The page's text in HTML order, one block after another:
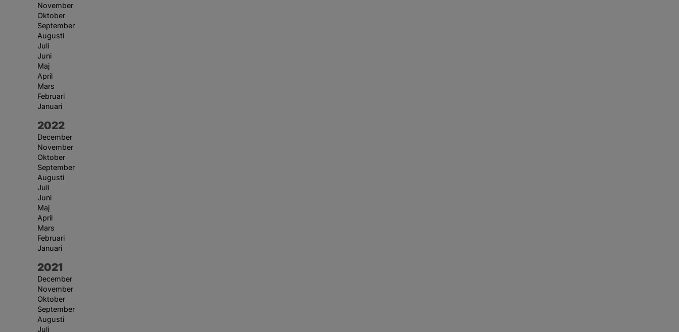
November
Oktober
September
Augusti
Juli
Juni
Maj
April
Mars
Februari
Januari
År:
2022
December
November
Oktober
September
Augusti
Juli
Juni
Maj
April
Mars
Februari
Januari
År:
2021
December
November
Oktober
September
Augusti
Juli